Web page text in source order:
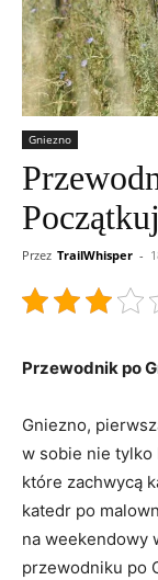
Gniezno
Przez TrailWhisper -
Przewodnik po
Gniezno,
w⁢ sobie ‍nie tylko
które zachwycą
⁣katedr po
na weekendowy
przewodniku po